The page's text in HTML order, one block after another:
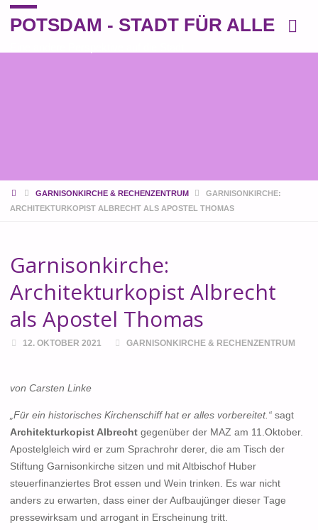
POTSDAM - STADT FÜR ALLE
STARTGARNISONKIRCHE & RECHENZENTRUM
GARNISONKIRCHE:
ARCHITEKTURKOPIST ALBRECHT ALS APOSTEL THOMAS
Garnisonkirche:
Architekturkopist Albrecht
als Apostel Thomas
12. OKTOBER 2021 GARNISONKIRCHE & RECHENZENTRUM
von Carsten Linke
„Für ein historisches Kirchenschiff hat er alles vorbereitet.“sagt
Architekturkopist Albrechtgegenüber der MAZ am 11.Oktober.
Apostelgleich wird er zum Sprachrohr derer, die am Tisch der
Stiftung Garnisonkirche sitzen und mit Altbischof Huber
steuerfinanziertes Brot essen und Wein trinken. Es war nicht
anders zu erwarten, dass einer der Aufbaujünger dieser Tage
pressewirksam und arrogant in Erscheinung tritt.